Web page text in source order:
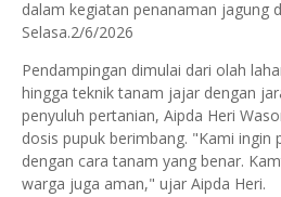
dalam kegiatan penanaman jagung
Selasa.2/6/2026
Pendampingan dimulai dari olah
hingga teknik tanam jajar dengan
penyuluh pertanian, Aipda Heri
dosis pupuk berimbang. "Kami ingin
dengan cara tanam yang benar.
warga juga aman," ujar Aipda Heri.